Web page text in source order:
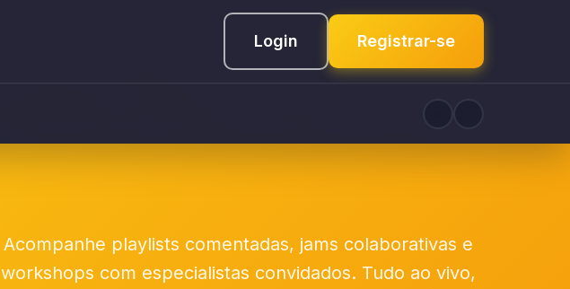
Login Registrar-se
Acompanhe playlists comentadas, jams colaborativas e
workshops com especialistas convidados. Tudo ao vivo,